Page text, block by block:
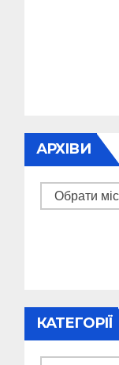
АРХІВИ
Архіви
КАТЕГОРІЇ